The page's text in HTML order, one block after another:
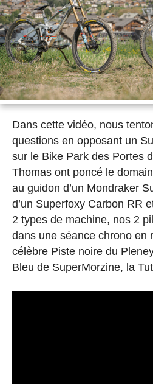
Dans cette vidéo, nous
questions en opposant un
sur le Bike Park des Portes
Thomas ont poncé le
au guidon d’un Mondraker
d’un Superfoxy Carbon RR
2 types de machine, nos 2
dans une séance chrono en
célèbre Piste noire du
Bleu de SuperMorzine, la